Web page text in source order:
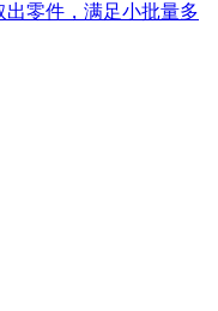
零件，满足小批量多